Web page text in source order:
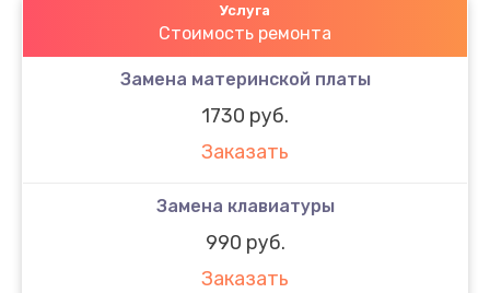
Услуга
Стоимость ремонта
Замена материнской платы
1730 руб.
Заказать
Замена клавиатуры
990 руб.
Заказать